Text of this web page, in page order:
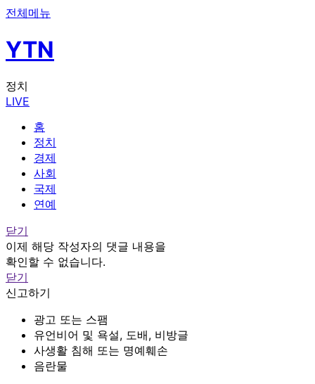
전체메뉴
YTN
정치
LIVE
홈
정치
경제
사회
국제
연예
닫기
이제 해당 작성자의 댓글 내용을
확인할 수 없습니다.
닫기
신고하기
광고 또는 스팸
유언비어 및 욕설, 도배, 비방글
사생활 침해 또는 명예훼손
음란물